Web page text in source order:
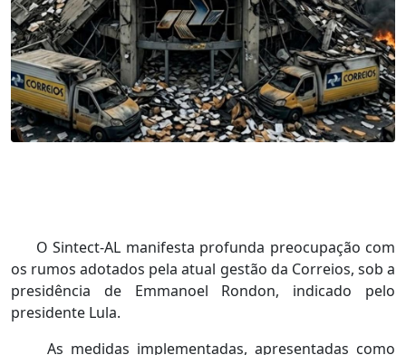
O Sintect-AL manifesta profunda preocupação com
os rumos adotados pela atual gestão da Correios, sob a
presidência de Emmanoel Rondon, indicado pelo
presidente Lula.
As medidas implementadas, apresentadas como